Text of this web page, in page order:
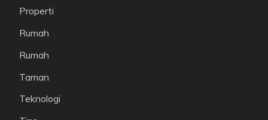
Properti
Rumah
Rumah
Taman
Teknologi